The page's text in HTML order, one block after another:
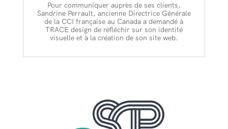
Pour communiquer auprès de ses clients,
Sandrine Perrault, ancienne Directrice Générale
de la CCI française au Canada a demandé à
TRACE design de réfléchir sur son identité
visuelle et à la création de son site web.